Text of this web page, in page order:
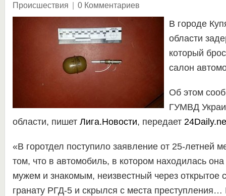
Происшествия | 0 Комментариев
В городе
области
который
салон
Об этом
ГУМВД
области, пишет Лига.Новости, передает
«В горотдел поступило заявление от 25-летней
том, что в автомобиль, в котором находилась
мужем и знакомым, неизвестный через открытое
гранату РГД-5 и скрылся с места преступления…